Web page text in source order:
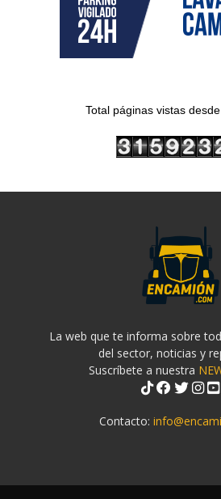
Total páginas vistas
La web que te informa sobre
del sector, noticias y
Suscríbete a nuestra
Contacto: